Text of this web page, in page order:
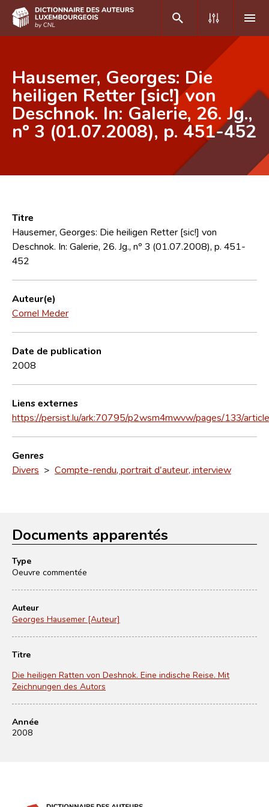
DE FR
Accueil
Auteur(e)s A-Z
Équipe scientifique
Contact
Hausemer, Georges: Die
heiligen Retter [sic!] von
Deschnok. In: Galerie, 26. Jg.,
nº 3 (01.07.2008), p. 451-452
Titre
Hausemer, Georges: Die heiligen Retter [sic!] von
Deschnok. In: Galerie, 26. Jg., nº 3 (01.07.2008), p. 451-
452
Auteur(e)
Cornel Meder
Date de publication
2008
Liens externes
https://persist.lu/ark:70795/p2wsm4mwvw/pages/133/
Genres
Divers > Compte-rendu, portrait d'auteur, interview
Documents apparentés
Type
Oeuvre commentée
Auteur
Georges Hausemer [Auteur]
Titre
Die heiligen Ratten von Deshnok. Eine indische Reise. Mit
Zeichnungen des Autors
Année
2008